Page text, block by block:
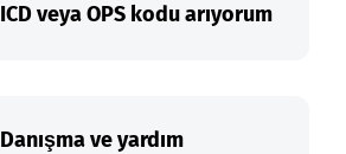
ICD veya OPS kodu arıyorum
Danışma ve yardım